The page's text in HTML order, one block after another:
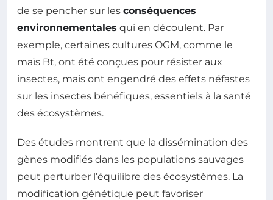
de se pencher sur les conséquences
environnementales qui en découlent. Par
exemple, certaines cultures OGM, comme le
maïs Bt, ont été conçues pour résister aux
insectes, mais ont engendré des effets néfastes
sur les insectes bénéfiques, essentiels à la santé
des écosystèmes.
Des études montrent que la dissémination des
gènes modifiés dans les populations sauvages
peut perturber l’équilibre des écosystèmes. La
modification génétique peut favoriser